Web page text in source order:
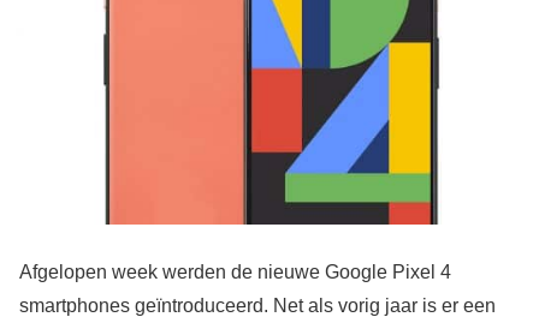
Afgelopen week werden de nieuwe Google Pixel 4
smartphones geïntroduceerd. Net als vorig jaar is er een